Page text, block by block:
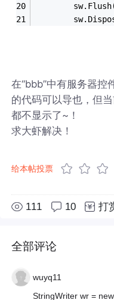
在“bbb”中有服务器控
的代码可以导也，但
都不显示了~！
求大虾解决！
给本帖投票
111 10 打
全部评论
wuyq11
StringWriter wr =